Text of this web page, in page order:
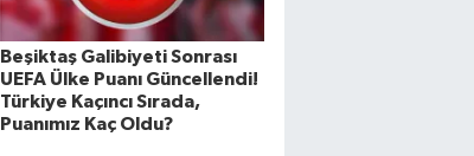
Beşiktaş Galibiyeti Sonrası
UEFA Ülke Puanı Güncellendi!
Türkiye Kaçıncı Sırada,
Puanımız Kaç Oldu?